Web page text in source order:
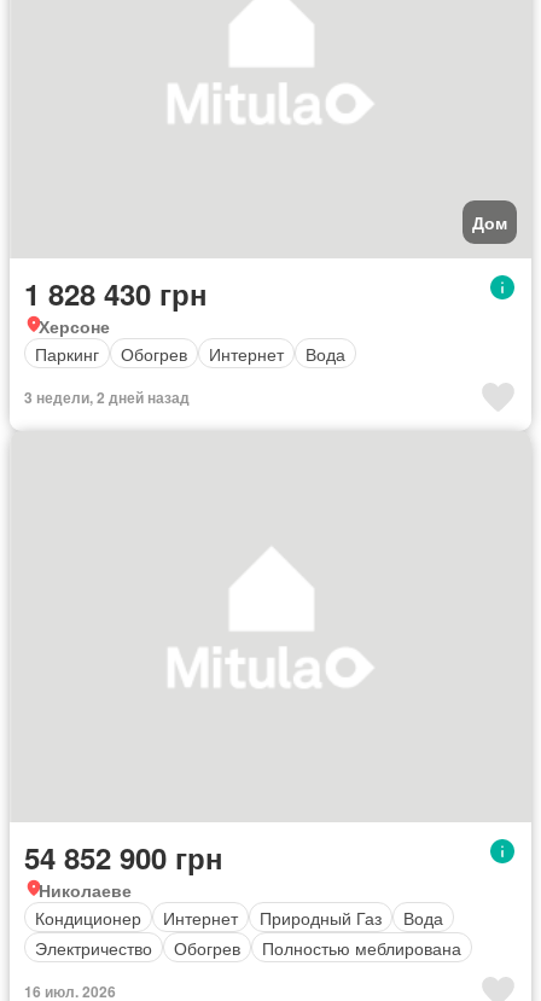
Дом
1 828 430 грн
Херсоне
Паркинг
Обогрев Интернет Вода
3 недели, 2 дней назад
54 852 900 грн
Николаеве
Кондиционер
Интернет Природный Газ
Вода
Электричество
Обогрев Полностью меблирована
16 июл. 2026